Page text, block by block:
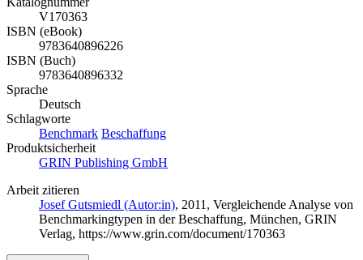
V170363
ISBN (eBook)
9783640896226
ISBN (Buch)
9783640896332
Sprache
Deutsch
Schlagworte
Benchmark Beschaffung
Produktsicherheit
GRIN Publishing GmbH
Arbeit zitieren
Josef Gutsmiedl (Autor:in), 2011, Vergleichende Analyse von
Benchmarkingtypen in der Beschaffung, München, GRIN
Verlag, https://www.grin.com/document/170363